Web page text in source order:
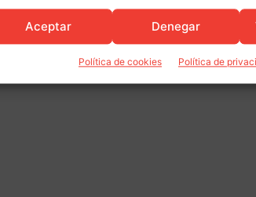
Aceptar Denegar
Política de cookies Política de